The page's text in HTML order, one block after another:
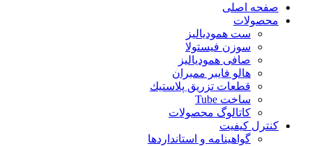
صفحه اصلی
محصولات
ست همودیالیز
سوزن فیستولا
صافی همودیالیز
هالو فایبر ممبران
قطعات تزريق پلاستيك
ساخت Tube
کاتالوگ محصولات
کنترل کیفیت
گواهينامه و استانداردها